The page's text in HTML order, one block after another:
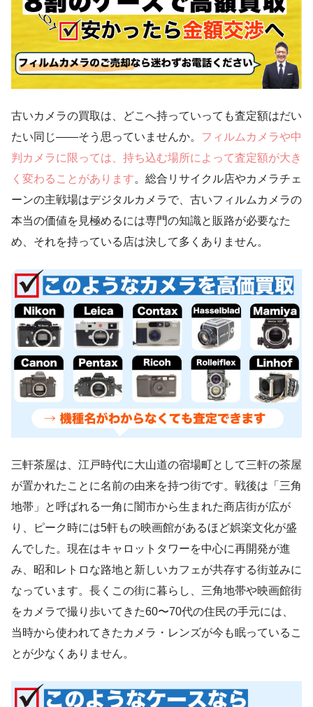
古いカメラの買取は、どこへ持っていっても査定額はだい
たい同じ——そう思っていませんか。 フィルムカメラや中
判カメラに限っては、持ち込む場所によって査定額が大き
く変わることがあります。総合リサイクル店やカメラチェ
ーンの主戦場はデジタルカメラで、古いフィルムカメラの
本当の価値を見極めるには専門の知識と販路が必要なた
め、それを持っている店は決して多くありません。
三軒茶屋は、江戸時代に大山道の宿場町として三軒の茶屋
が置かれたことに名前の由来を持つ街です。戦後は「三角
地帯」と呼ばれる一角に闇市から生まれた商店街が広が
り、ピーク時には5軒もの映画館があるほど娯楽文化が盛
んでした。現在はキャロットタワーを中心に再開発が進
み、昭和レトロな路地と新しいカフェが共存する街並みに
なっています。長くこの街に暮らし、三角地帯や映画館街
をカメラで撮り歩いてきた60〜70代の住民の手元には、
当時から使われてきたカメラ・レンズが今も眠っているこ
とが少なくありません。